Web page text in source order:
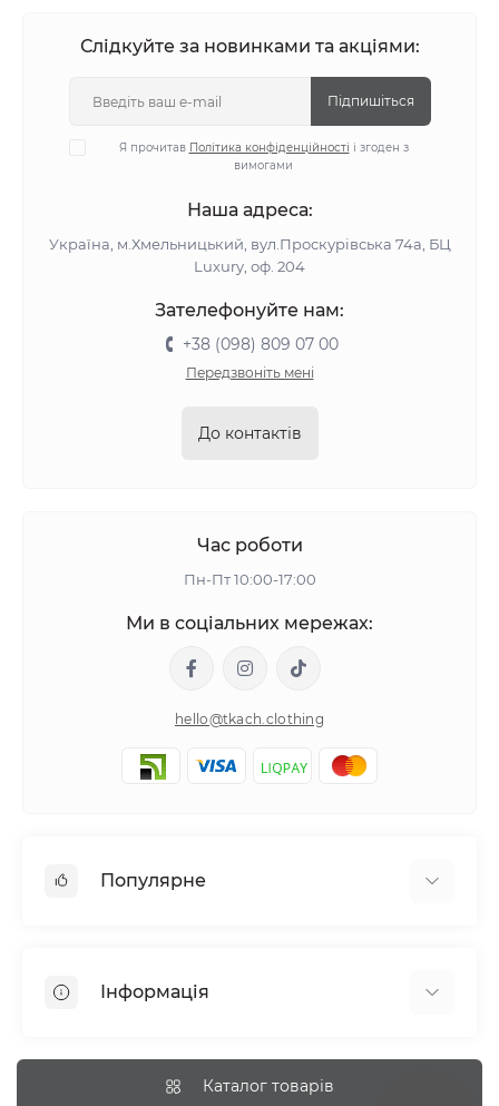
Слідкуйте за новинками та акціями:
Підпишіться
Я прочитав Політика конфіденційності і згоден з
вимогами
Наша адреса:
Україна, м.Хмельницький, вул.Проскурівська 74а, БЦ
Luxury, оф. 204
Зателефонуйте нам:
+38 (098) 809 07 00
Передзвоніть мені
До контактів
Час роботи
Пн-Пт 10:00-17:00
Ми в соціальних мережах:
hello@tkach.clothing
Популярне
Простирадла на резинці
Інформація
Каталог товарів